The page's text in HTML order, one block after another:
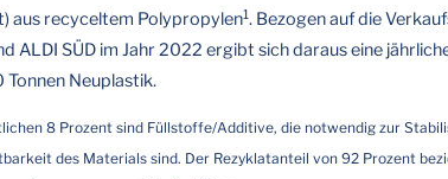
aus recyceltem Polypropylen1. Bezogen auf die
ALDI SÜD im Jahr 2022 ergibt sich daraus eine
Tonnen Neuplastik.
8 Prozent sind Füllstoffe/Additive, die notwendig zur
des Materials sind. Der Rezyklatanteil von 92 Prozent